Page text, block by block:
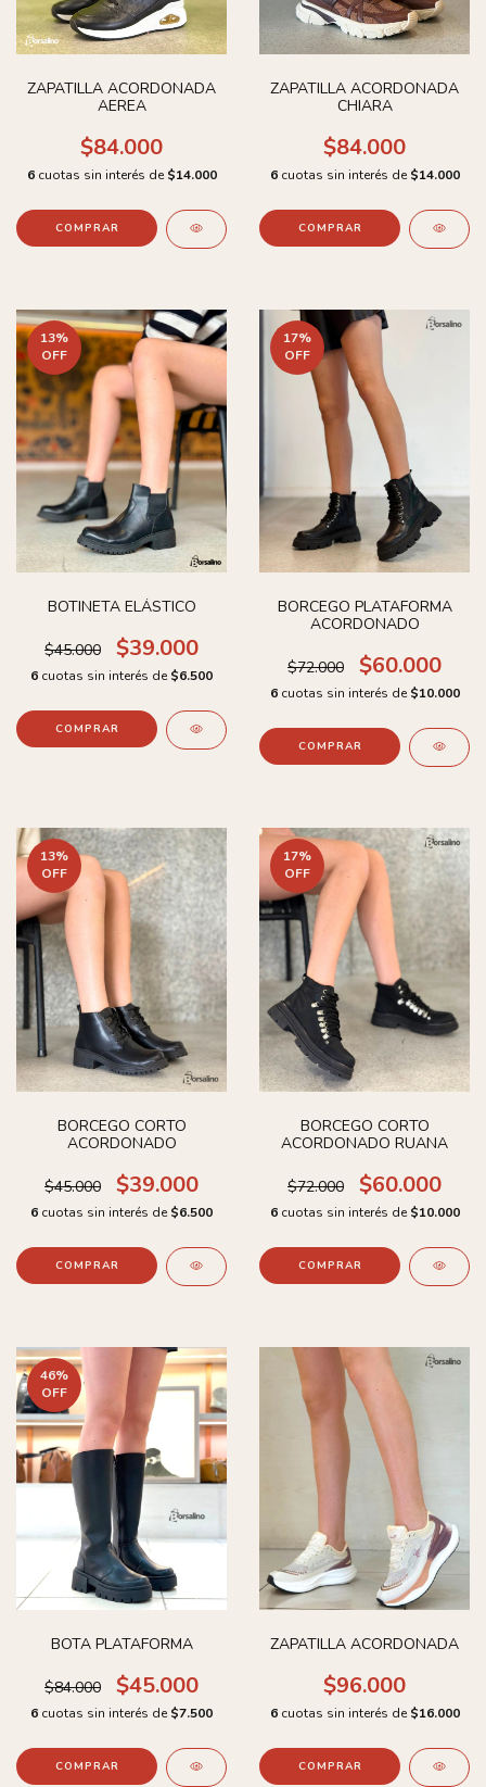
ZAPATILLA ACORDONADA
AEREA
$84.000
6 cuotas sin interés de $14.000
COMPRAR
ZAPATILLA ACORDONADA
CHIARA
$84.000
6 cuotas sin interés de $14.000
COMPRAR
13%
OFF
BOTINETA ELÁSTICO
$45.000 $39.000
6 cuotas sin interés de $6.500
COMPRAR
17%
OFF
BORCEGO PLATAFORMA
ACORDONADO
$72.000 $60.000
6 cuotas sin interés de $10.000
COMPRAR
13%
OFF
BORCEGO CORTO
ACORDONADO
$45.000 $39.000
6 cuotas sin interés de $6.500
COMPRAR
17%
OFF
BORCEGO CORTO
ACORDONADO RUANA
$72.000 $60.000
6 cuotas sin interés de $10.000
COMPRAR
46%
OFF
BOTA PLATAFORMA
$84.000 $45.000
6 cuotas sin interés de $7.500
COMPRAR
ZAPATILLA ACORDONADA
$96.000
6 cuotas sin interés de $16.000
COMPRAR